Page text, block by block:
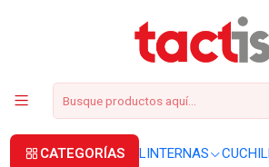
CATEGORÍAS LINTERNAS
+56 2 3224 9572 +569 62369815
Inicio OPTICA
Microscopio digital G1200 12MP pantalla